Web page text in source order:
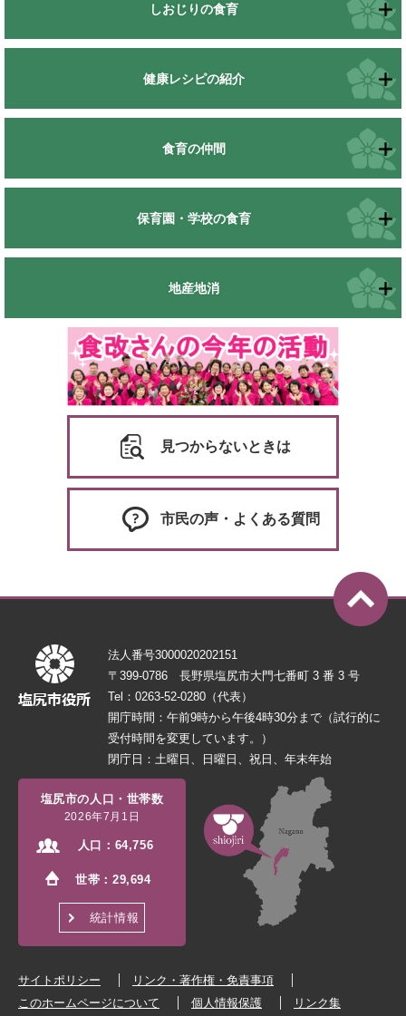
しおじりの食育
健康レシピの紹介
食育の仲間
保育園・学校の食育
地産地消
見つからないときは
市民の声・よくある質問
法人番号3000020202151
〒399-0786 長野県塩尻市大門七番町 3 番 3 号
Tel：0263-52-0280（代表）
開庁時間：午前9時から午後4時30分まで（試行的に
受付時間を変更しています。）
閉庁日：土曜日、日曜日、祝日、年末年始
塩尻市の人口・世帯数
2026年7月1日
人口： 64,756
世帯：29,694
統計情報
サイトポリシー
リンク・著作権・免責事項
このホームページについて
個人情報保護 リンク集